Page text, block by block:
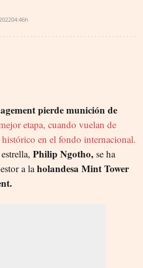
04:46h
pierde munición de
etapa, cuando vuelan de
en el fondo internacional.
Philip Ngotho, se ha
a laholandesa Mint Tower